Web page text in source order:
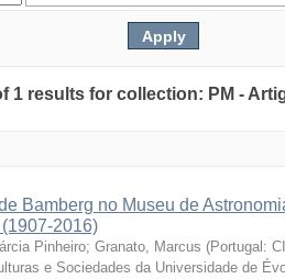
1 results for collection: PM -
Bamberg no Museu de
2016)
Pinheiro; Granato, Marcus (Portugal:
e Sociedades da Universidade de